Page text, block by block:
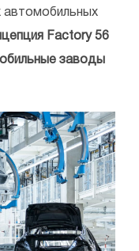
автомобильных
Factory 56
заводы